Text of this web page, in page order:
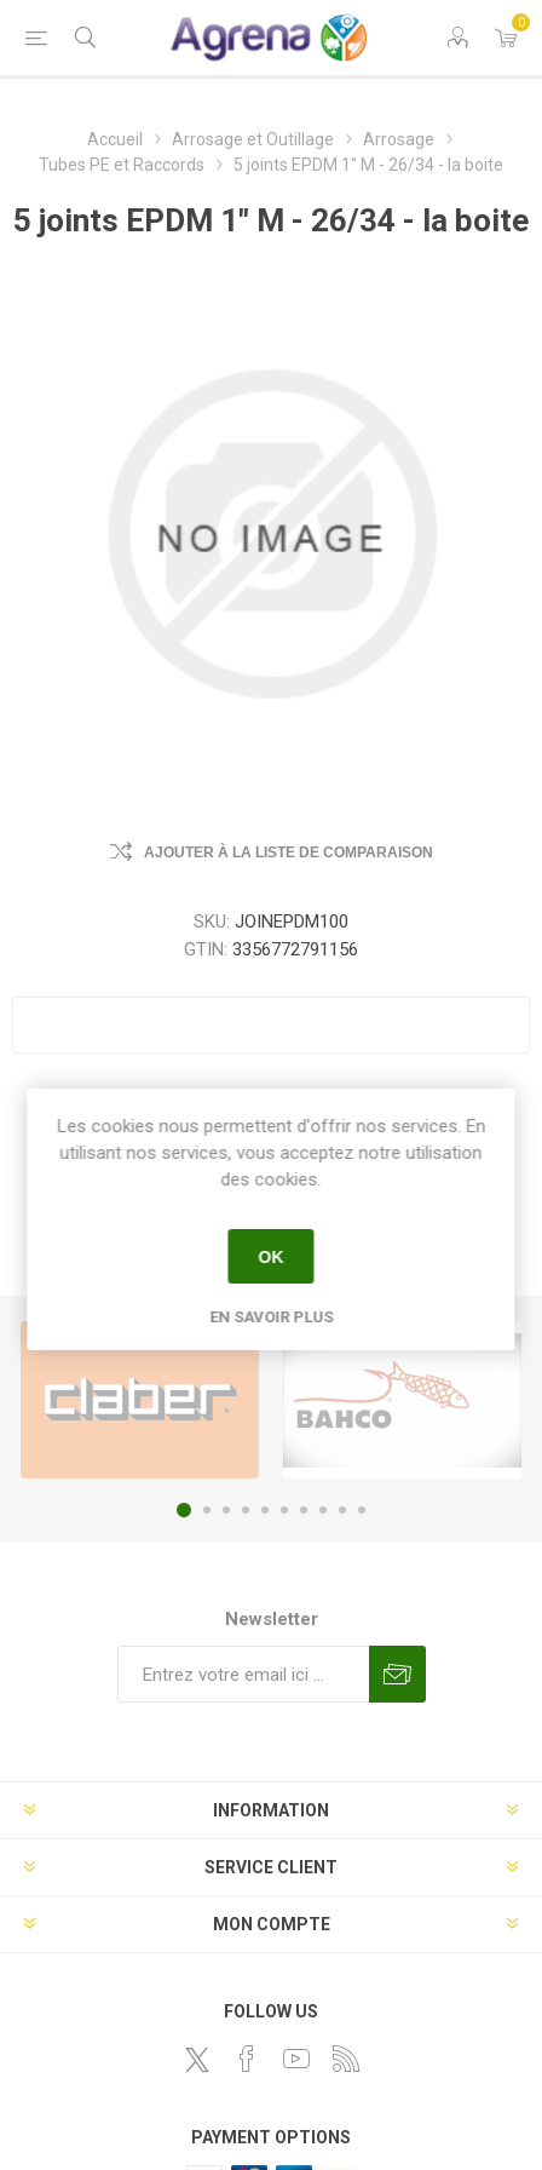
0
Accueil Arrosage et Outillage
Arrosage
Tubes PE et Raccords
5 joints EPDM 1" M - 26/34 - la boite
5 joints EPDM 1" M - 26/34 - la boite
AJOUTER À LA LISTE DE COMPARAISON
SKU: JOINEPDM100
GTIN: 3356772791156
Newsletter
INFORMATION
SERVICE CLIENT
MON COMPTE
FOLLOW US
PAYMENT OPTIONS
Les cookies nous permettent d'offrir nos services. En
utilisant nos services, vous acceptez notre utilisation
des cookies.
OK
EN SAVOIR PLUS